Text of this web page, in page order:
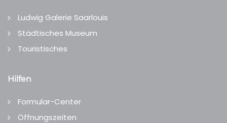
Ludwig Galerie Saarlouis
Städtisches Museum
Touristisches
Hilfen
Formular-Center
Öffnungszeiten